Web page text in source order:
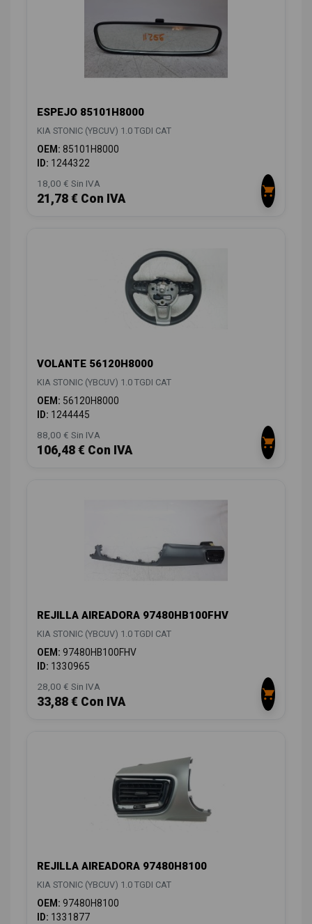
ESPEJO 85101H8000
KIA STONIC (YBCUV) 1.0 TGDI CAT
OEM: 85101H8000
ID: 1244322
18,00 € Sin IVA
21,78 € Con IVA
VOLANTE 56120H8000
KIA STONIC (YBCUV) 1.0 TGDI CAT
OEM: 56120H8000
ID: 1244445
88,00 € Sin IVA
106,48 € Con IVA
REJILLA AIREADORA 97480HB100FHV
KIA STONIC (YBCUV) 1.0 TGDI CAT
OEM: 97480HB100FHV
ID: 1330965
28,00 € Sin IVA
33,88 € Con IVA
REJILLA AIREADORA 97480H8100
KIA STONIC (YBCUV) 1.0 TGDI CAT
OEM: 97480H8100
ID: 1331877